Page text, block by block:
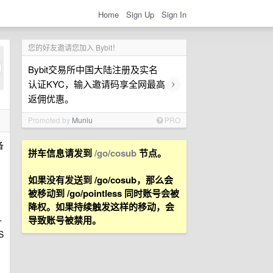
Home Sign Up Sign In
您的好友邀请您加入 Bybit！
Bybit交易所中国大陆注册及实名
认证KYC，输入邀请码享全网最高
返佣优惠。
›
Promoted by Muniu PRO
拼车信息请发到/go/cosub节点。
如果没有发送到 /go/cosub，那么会
被移动到 /go/pointless 同时账号会被
降权。如果持续触发这样的移动，会
导致账号被禁用。